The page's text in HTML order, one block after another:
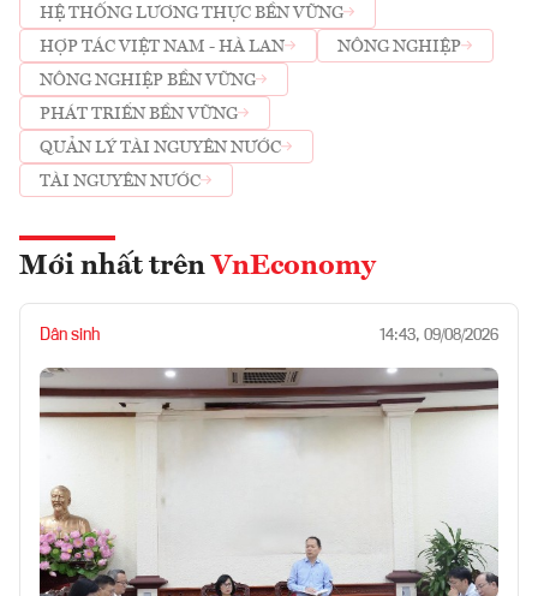
HỆ THỐNG LƯƠNG THỰC BỀN VỮNG
HỢP TÁC VIỆT NAM - HÀ LAN
NÔNG NGHIỆP
NÔNG NGHIỆP BỀN VỮNG
PHÁT TRIỂN BỀN VỮNG
QUẢN LÝ TÀI NGUYÊN NƯỚC
TÀI NGUYÊN NƯỚC
Mới nhất trên VnEconomy
Dân sinh 14:43, 09/08/2026